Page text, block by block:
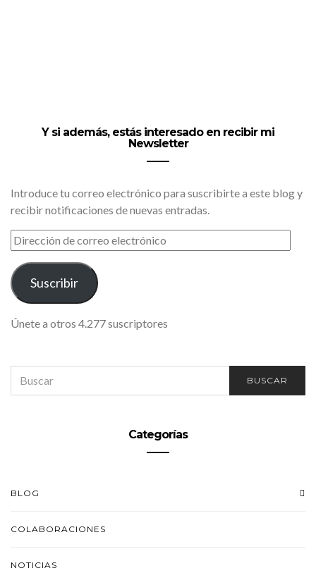
Y si además, estás interesado en recibir mi
Newsletter
Introduce tu correo electrónico para suscribirte a este blog y
recibir notificaciones de nuevas entradas.
DIRECCIÓN
DE
CORREO
ELECTRÓNICO
Suscribir
Únete a otros 4.277 suscriptores
FOR:
BUSCAR
Categorías
BLOG
COLABORACIONES
NOTICIAS